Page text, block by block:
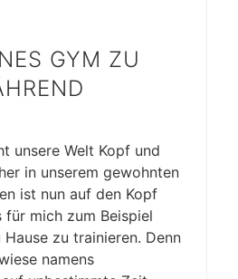
GYM ZU
unsere Welt Kopf und
in unserem gewohnten
ist nun auf den Kopf
für mich zum Beispiel
zu trainieren. Denn
namens